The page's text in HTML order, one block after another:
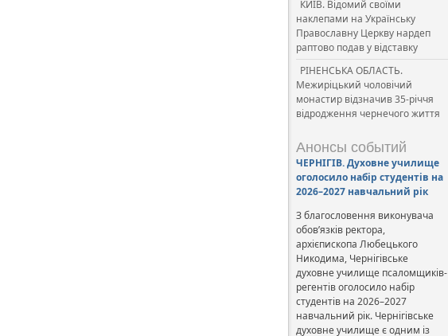
КИЇВ. Відомий своїми
наклепами на Українську
Православну Церкву нардеп
раптово подав у відставку
РІНЕНСЬКА ОБЛАСТЬ.
Межиріцький чоловічий
монастир відзначив 35-річчя
відродження чернечого життя
Анонсы событий
ЧЕРНІГІВ. Духовне училище
оголосило набір студентів на
2026–2027 навчальний рік
З благословення виконувача
обов’язків ректора,
архієпископа Любецького
Никодима, Чернігівське
духовне училище псаломщиків-
регентів оголосило набір
студентів на 2026–2027
навчальний рік. Чернігівське
духовне училище є одним із